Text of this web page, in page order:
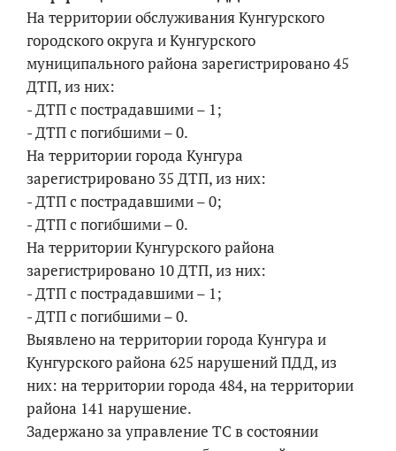
На территории обслуживания Кунгурского
городского округа и Кунгурского
муниципального района зарегистрировано 45
ДТП, из них:
- ДТП с пострадавшими – 1;
- ДТП с погибшими – 0.
На территории города Кунгура
зарегистрировано 35 ДТП, из них:
- ДТП с пострадавшими – 0;
- ДТП с погибшими – 0.
На территории Кунгурского района
зарегистрировано 10 ДТП, из них:
- ДТП с пострадавшими – 1;
- ДТП с погибшими – 0.
Выявлено на территории города Кунгура и
Кунгурского района 625 нарушений ПДД, из
них: на территории города 484, на территории
района 141 нарушение.
Задержано за управление ТС в состоянии